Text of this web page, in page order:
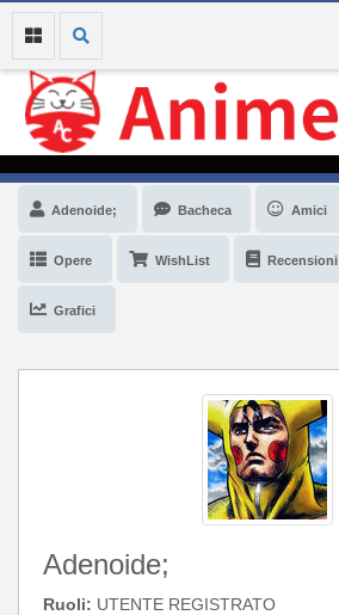
Adenoide; Bacheca Amici
Opere WishList Recensioni
Grafici
Adenoide;
Ruoli: UTENTE REGISTRATO